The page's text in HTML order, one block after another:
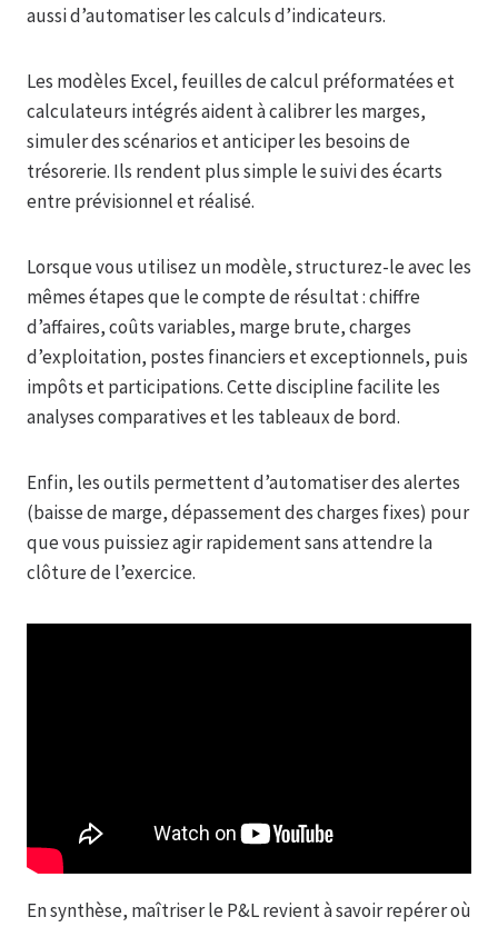
aussi d’automatiser les calculs d’indicateurs.
Les modèles Excel, feuilles de calcul préformatées et
calculateurs intégrés aident à calibrer les marges,
simuler des scénarios et anticiper les besoins de
trésorerie. Ils rendent plus simple le suivi des écarts
entre prévisionnel et réalisé.
Lorsque vous utilisez un modèle, structurez-le avec les
mêmes étapes que le compte de résultat : chiffre
d’affaires, coûts variables, marge brute, charges
d’exploitation, postes financiers et exceptionnels, puis
impôts et participations. Cette discipline facilite les
analyses comparatives et les tableaux de bord.
Enfin, les outils permettent d’automatiser des alertes
(baisse de marge, dépassement des charges fixes) pour
que vous puissiez agir rapidement sans attendre la
clôture de l’exercice.
En synthèse, maîtriser le P&L revient à savoir repérer où